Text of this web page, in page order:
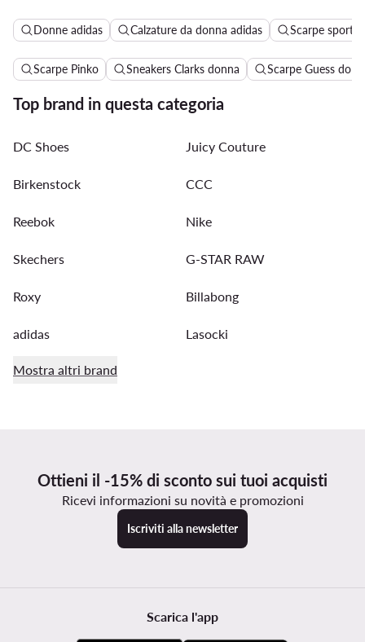
Donne adidas Calzature da donna adidas Scarpe
Scarpe Pinko Sneakers Clarks donna Scarpe Guess
Top brand in questa categoria
DC Shoes Juicy Couture
Birkenstock CCC
Reebok Nike
Skechers G-STAR RAW
Roxy Billabong
adidas Lasocki
Mostra altri brand
Ottieni il -15% di sconto sui tuoi acquisti
Ricevi informazioni su novità e promozioni
Iscriviti alla newsletter
Scarica l'app